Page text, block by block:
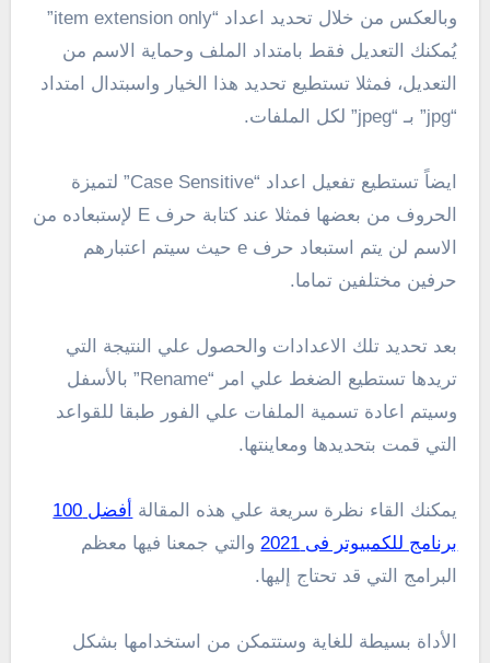
وبالعكس من خلال تحديد اعداد “item extension only”
يُمكنك التعديل فقط بامتداد الملف وحماية الاسم من
التعديل، فمثلا تستطيع تحديد هذا الخيار واسبتدال امتداد
“jpg” بـ “jpeg” لكل الملفات.
ايضاً تستطيع تفعيل اعداد “Case Sensitive” لتميزة
الحروف من بعضها فمثلا عند كتابة حرف E لإستبعاده من
الاسم لن يتم استبعاد حرف e حيث سيتم اعتبارهم
حرفين مختلفين تماما.
بعد تحديد تلك الاعدادات والحصول علي النتيجة التي
تريدها تستطيع الضغط علي امر “Rename” بالأسفل
وسيتم اعادة تسمية الملفات علي الفور طبقا للقواعد
التي قمت بتحديدها ومعاينتها.
يمكنك القاء نظرة سريعة علي هذه المقالة
أفضل 100
برنامج للكمبيوتر فى 2021
والتي جمعنا فيها معظم
البرامج التي قد تحتاج إليها.
الأداة بسيطة للغاية وستتمكن من استخدامها بشكل